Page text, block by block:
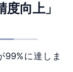
向上」
99%に達しま